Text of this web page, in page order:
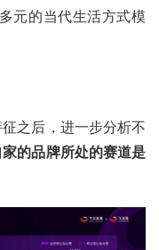
元的当代生活方式模
之后，进一步分析不
家的品牌所处的赛道是